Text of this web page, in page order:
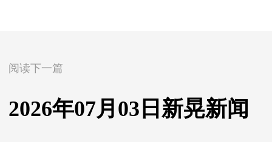
阅读下一篇
2026年07月03日新晃新闻